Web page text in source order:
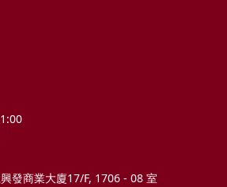
發商業大廈17/F, 1706 - 08 室